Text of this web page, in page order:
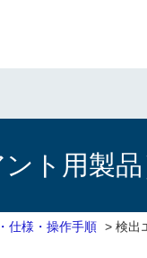
ト用製品
仕様・操作手順 > 検出